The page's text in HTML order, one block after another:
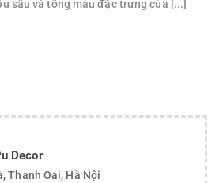
sâu và tông màu đặc trưng của [...]
Decor
Thanh Oai, Hà Nội